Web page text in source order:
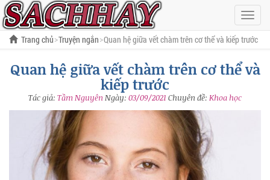
Hiện
menu
Trang chủ Truyện ngắn Quan hệ giữa vết chàm trên cơ thể và kiếp trước
Quan hệ giữa vết chàm trên cơ thể và
kiếp trước
Tác giả: Tầm Nguyên Ngày: 03/09/2021 Chuyên đề: Khoa học